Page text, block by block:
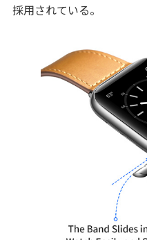
採用されている。